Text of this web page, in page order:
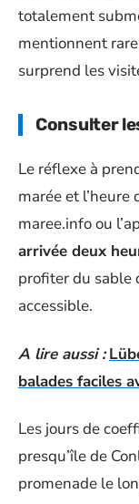
totalement
mentionnent
surprend les
Consulter
Le réflexe à
marée et
maree.info ou
arrivée deux
profiter du sable
accessible.
A lire aussi :
balades faciles
Les jours de
presqu’île de
promenade le